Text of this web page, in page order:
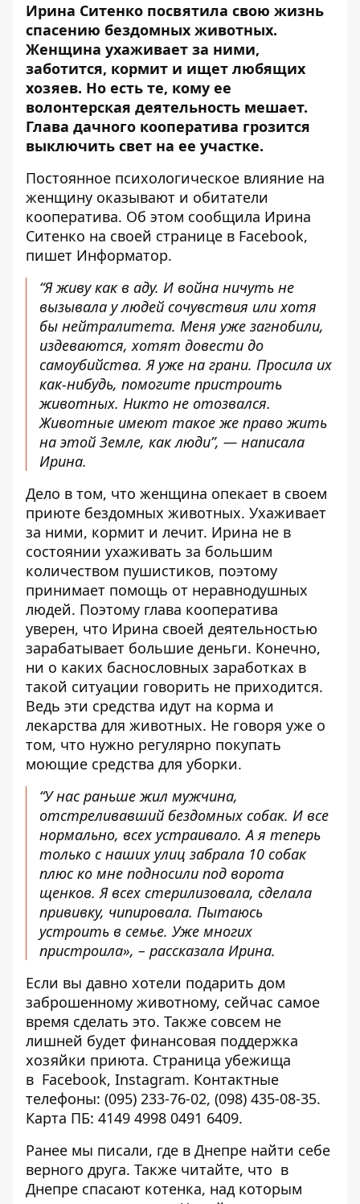
Ирина Ситенко посвятила свою жизнь
спасению бездомных животных.
Женщина ухаживает за ними,
заботится, кормит и ищет любящих
хозяев. Но есть те, кому ее
волонтерская деятельность мешает.
Глава дачного кооператива грозится
выключить свет на ее участке.
Постоянное психологическое влияние на
женщину оказывают и обитатели
кооператива. Об этом сообщила Ирина
Ситенко на своей странице в Facebook,
пишет Информатор.
“Я живу как в аду. И война ничуть не
вызывала у людей сочувствия или хотя
бы нейтралитета. Меня уже загнобили,
издеваются, хотят довести до
самоубийства. Я уже на грани. Просила их
как-нибудь, помогите пристроить
животных. Никто не отозвался.
Животные имеют такое же право жить
на этой Земле, как люди”, — написала
Ирина.
Дело в том, что женщина опекает в своем
приюте бездомных животных. Ухаживает
за ними, кормит и лечит. Ирина не в
состоянии ухаживать за большим
количеством пушистиков, поэтому
принимает помощь от неравнодушных
людей. Поэтому глава кооператива
уверен, что Ирина своей деятельностью
зарабатывает большие деньги. Конечно,
ни о каких баснословных заработках в
такой ситуации говорить не приходится.
Ведь эти средства идут на корма и
лекарства для животных. Не говоря уже о
том, что нужно регулярно покупать
моющие средства для уборки.
“У нас раньше жил мужчина,
отстреливавший бездомных собак. И все
нормально, всех устраивало. А я теперь
только с наших улиц забрала 10 собак
плюс ко мне подносили под ворота
щенков. Я всех стерилизовала, сделала
прививку, чипировала. Пытаюсь
устроить в семье. Уже многих
пристроила», – рассказала Ирина.
Если вы давно хотели подарить дом
заброшенному животному, сейчас самое
время сделать это. Также совсем не
лишней будет финансовая поддержка
хозяйки приюта. Страница убежища
в Facebook, Instagram. Контактные
телефоны: (095) 233-76-02, (098) 435-08-35.
Карта ПБ: 4149 4998 0491 6409.
Ранее мы писали, где в Днепре найти себе
верного друга. Также читайте, что в
Днепре спасают котенка, над которым